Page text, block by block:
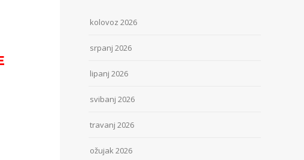
kolovoz 2026
srpanj 2026
lipanj 2026
svibanj 2026
travanj 2026
ožujak 2026